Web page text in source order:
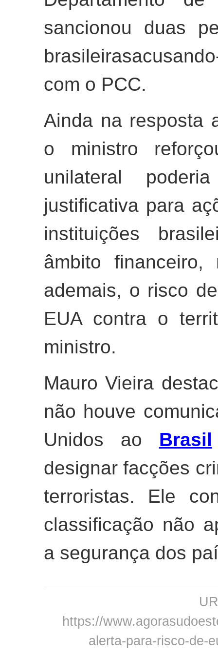
sancionou duas
com o PCC.
Ainda na resposta
o ministro
unilateral
justificativa para
instituições
âmbito
ademais, o risco
EUA contra o
ministro.
Mauro Vieira
não houve
Unidos ao Brasil
designar facções
terroristas. Ele
classificação não
a segurança dos
https://
alerta-para-risco-de-